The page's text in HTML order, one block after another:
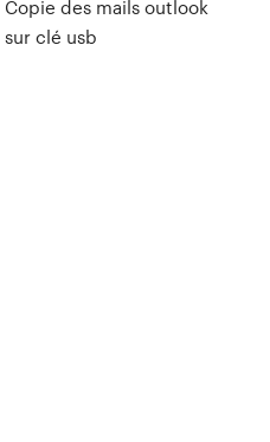
Copie des mails outlook
sur clé usb